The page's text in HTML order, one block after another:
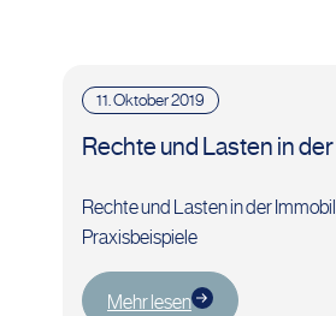
11. Oktober 2019
Rechte und Lasten in
Rechte und Lasten in der
Praxisbeispiele
Mehr lesen